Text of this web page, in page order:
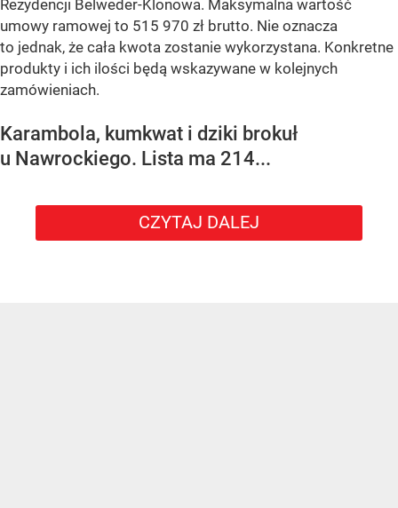
Rezydencji Belweder-Klonowa. Maksymalna wartość
umowy ramowej to 515 970 zł brutto. Nie oznacza
to jednak, że cała kwota zostanie wykorzystana. Konkretne
produkty i ich ilości będą wskazywane w kolejnych
zamówieniach.
Karambola, kumkwat i dziki brokuł
u Nawrockiego. Lista ma 214...
CZYTAJ DALEJ